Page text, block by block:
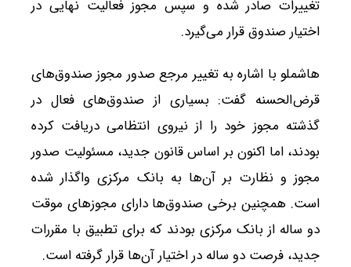
تغییرات صادر شده و سپس مجوز فعالیت نهایی در
اختیار صندوق قرار می‌گیرد.
هاشملو با اشاره به تغییر مرجع صدور مجوز صندوق‌های
قرض‌الحسنه گفت: بسیاری از صندوق‌های فعال در
گذشته مجوز خود را از نیروی انتظامی دریافت کرده
بودند، اما اکنون بر اساس قانون جدید، مسئولیت صدور
مجوز و نظارت بر آن‌ها به بانک مرکزی واگذار شده
است. همچنین برخی صندوق‌ها دارای مجوزهای موقت
دو ساله از بانک مرکزی بودند که برای تطبیق با مقررات
جدید، فرصت دو ساله در اختیار آن‌ها قرار گرفته است.